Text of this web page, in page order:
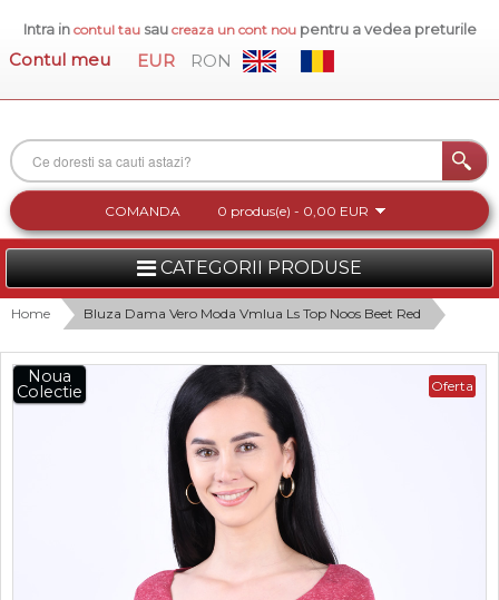
Intra in contul tausau creaza un cont nou pentru a vedea preturile
Contul meu EUR RON
COMANDA 0 produs(e) - 0,00 EUR
CATEGORII PRODUSE
FEMEI
BARBATI
INCALTAMINTE DAMA
Home Bluza Dama Vero Moda Vmlua Ls Top Noos Beet Red
Oferta
Noua
Colectie